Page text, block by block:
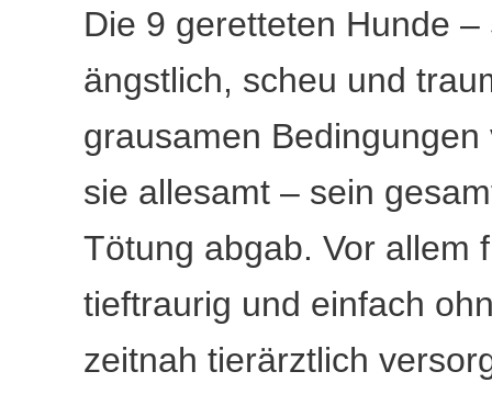
Die 9 geretteten Hunde
ängstlich, scheu und
grausamen
sie allesamt – sein
Tötung abgab. Vor allem
tieftraurig und einfach
zeitnah tierärztlich